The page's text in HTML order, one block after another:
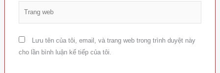
Lưu tên của tôi, email, và trang web trong trình duyệt này
cho lần bình luận kế tiếp của tôi.